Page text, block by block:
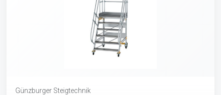
Günzburger Steigtechnik